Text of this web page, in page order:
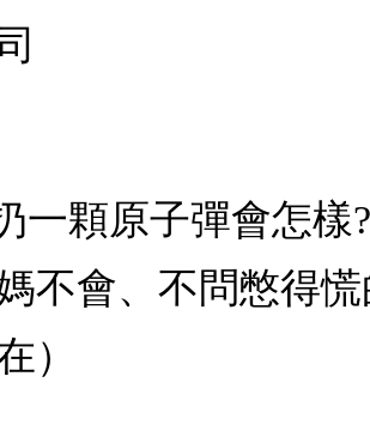
一顆原子彈會怎
不會、不問憋得
）